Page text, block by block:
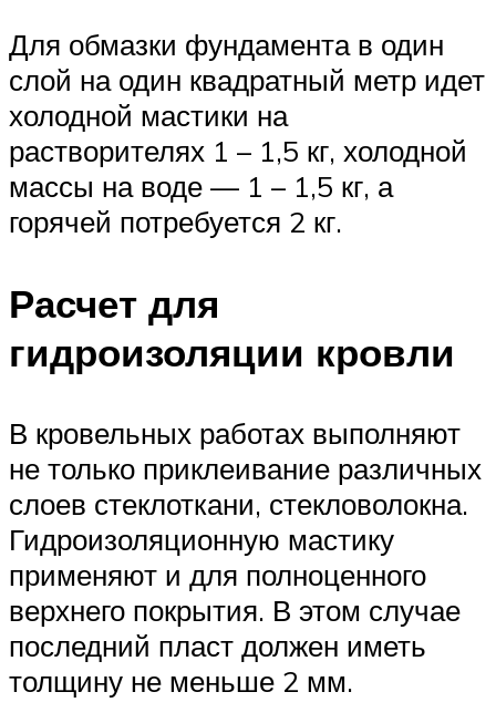
Для обмазки фундамента в один
слой на один квадратный метр идет
холодной мастики на
растворителях 1 – 1,5 кг, холодной
массы на воде — 1 – 1,5 кг, а
горячей потребуется 2 кг.
Расчет для
гидроизоляции кровли
В кровельных работах выполняют
не только приклеивание различных
слоев стеклоткани, стекловолокна.
Гидроизоляционную мастику
применяют и для полноценного
верхнего покрытия. В этом случае
последний пласт должен иметь
толщину не меньше 2 мм.